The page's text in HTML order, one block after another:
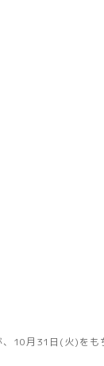
10月31日(火)をも